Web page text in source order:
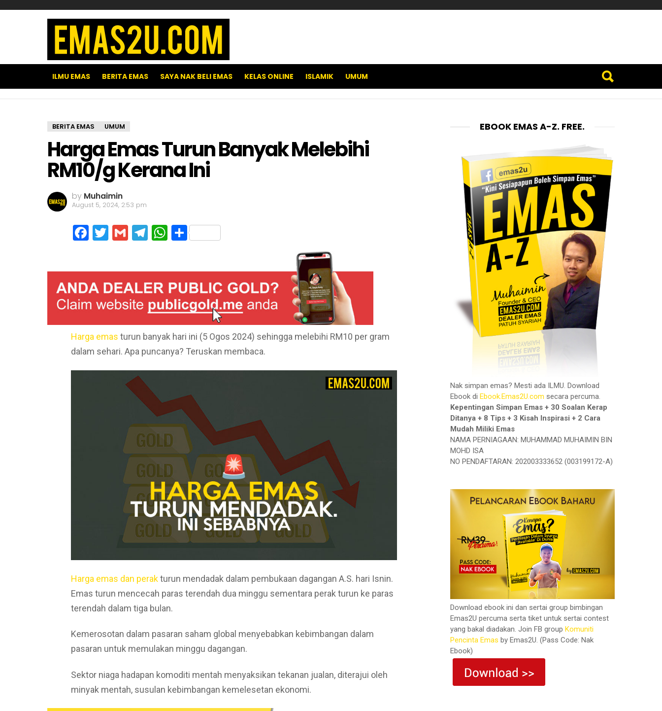
ILMU EMAS BERITA EMAS SAYA NAK BELI EMAS KELAS ONLINE ISLAMIK UMUM
BERITA EMAS UMUM
Harga Emas Turun Banyak Melebihi
RM10/g Kerana Ini
by Muhaimin
August 5, 2024, 2:53 pm
Facebook
Twitter
GmailTelegram
WhatsApp
Share
Harga emas turun banyak hari ini (5 Ogos 2024) sehingga melebihi RM10 per gram
dalam sehari. Apa puncanya? Teruskan membaca.
Harga emas dan perakturun mendadak dalam pembukaan dagangan A.S. hari Isnin.
Emas turun mencecah paras terendah dua minggu sementara perak turun ke paras
terendah dalam tiga bulan.
Kemerosotan dalam pasaran saham global menyebabkan kebimbangan dalam
pasaran untuk memulakan minggu dagangan.
Sektor niaga hadapan komoditi mentah menyaksikan tekanan jualan, diterajui oleh
minyak mentah, susulan kebimbangan kemelesetan ekonomi.
EBOOK EMAS A-Z. FREE.
Nak simpan emas? Mesti ada ILMU. Download
Ebook di Ebook.Emas2U.com secara percuma.
Kepentingan Simpan Emas + 30 Soalan Kerap
Ditanya + 8 Tips + 3 Kisah Inspirasi + 2 Cara
Mudah Miliki Emas
NAMA PERNIAGAAN: MUHAMMAD MUHAIMIN BIN
MOHD ISA
NO PENDAFTARAN: 202003333652 (003199172-A)
Download ebook ini dan sertai group bimbingan
Emas2U percuma serta tiket untuk sertai contest
yang bakal diadakan. Join FB group Komuniti
Pencinta Emas by Emas2U. (Pass Code: Nak
Ebook)